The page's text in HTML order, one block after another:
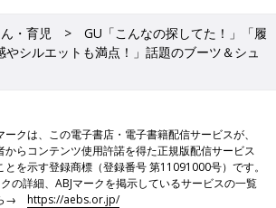
・育児
GU「こんなの探してた！」「履
やシルエットも満点！」話題のブーツ＆シュ
ークは、この電子書店・電子書籍配信サービスが、
からコンテンツ使用許諾を得た正規版配信サービス
とを示す登録商標（登録番号 第11091000号）です。
の詳細、ABJマークを掲示しているサービスの一覧
ら→https://aebs.or.jp/